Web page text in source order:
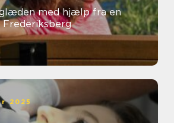
med hjælp fra en
Frederiksberg
2025